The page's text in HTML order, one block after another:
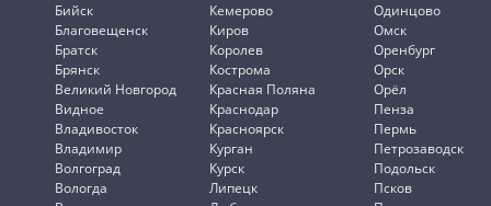
Бийск
Благовещенск
Братск
Брянск
Великий Новгород
Видное
Владивосток
Владимир
Волгоград
Вологда
Кемерово
Киров
Королев
Кострома
Красная Поляна
Краснодар
Красноярск
Курган
Курск
Липецк
Одинцово
Омск
Оренбург
Орск
Орёл
Пенза
Пермь
Петрозаводск
Подольск
Псков